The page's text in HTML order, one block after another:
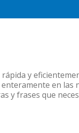
y
en las
y frases que